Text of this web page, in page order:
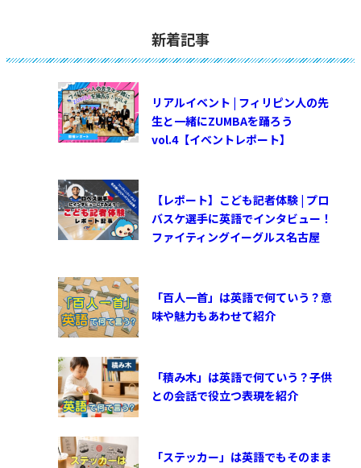
新着記事
リアルイベント | フィリピン人の先
生と一緒にZUMBAを踊ろう
vol.4【イベントレポート】
【レポート】こども記者体験 | プロ
バスケ選手に英語でインタビュー！
ファイティングイーグルス名古屋
「百人一首」は英語で何ていう？意
味や魅力もあわせて紹介
「積み木」は英語で何ていう？子供
との会話で役立つ表現を紹介
「ステッカー」は英語でもそのまま